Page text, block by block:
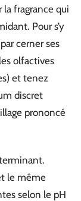
la fragrance qui
Pour s’y
cerner ses
olfactives
et tenez
discret
prononcé
le même
selon le pH